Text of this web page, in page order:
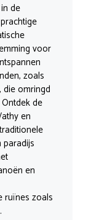
de
voor
zoals
die omringd
de
en
en
ruïnes zoals